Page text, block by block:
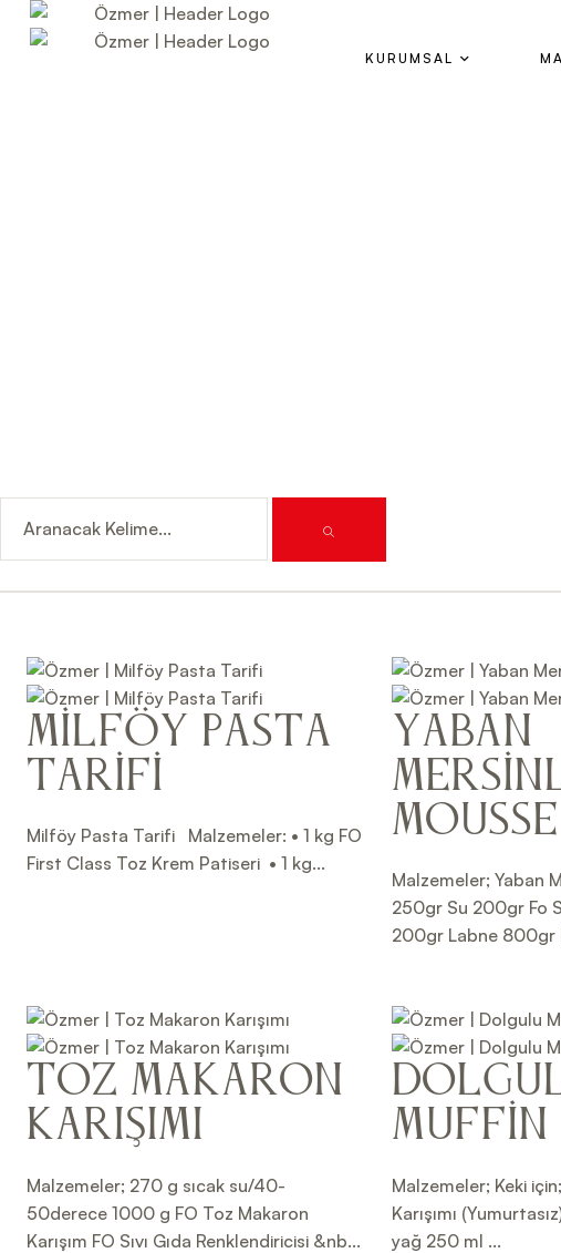
KURUMSAL
Milföy Pasta
Tarifi
Milföy Pasta Tarifi Malzemeler: • 1 kg FO
First Class Toz Krem Patiseri • 1 kg...
Yaban
Malzemeler; Yaban
250gr Su 200gr Fo
200gr Labne 800gr
Toz Makaron
Karışımı
Malzemeler; 270 g sıcak su/40-
50derece 1000 g FO Toz Makaron
Karışım FO Sıvı Gıda Renklendiricisi &nb...
Muffin
Malzemeler; Keki
Karışımı
yağ 250 ml ...